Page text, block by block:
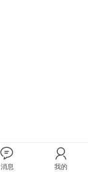
消息 我的